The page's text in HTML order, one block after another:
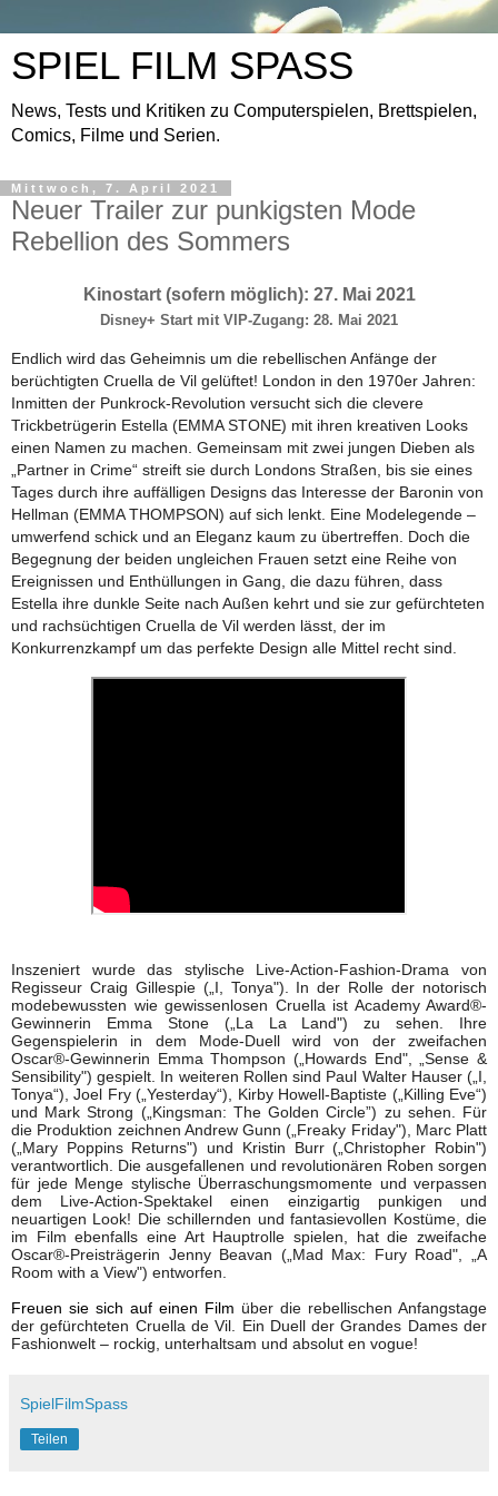
SPIEL FILM SPASS
News, Tests und Kritiken zu Computerspielen, Brettspielen,
Comics, Filme und Serien.
Mittwoch, 7. April 2021
Neuer Trailer zur punkigsten Mode
Rebellion des Sommers
Kinostart (sofern möglich): 27. Mai 2021
Disney+ Start mit VIP-Zugang: 28. Mai 2021
Endlich wird das Geheimnis um die rebellischen Anfänge der
berüchtigten Cruella de Vil gelüftet! London in den 1970er Jahren:
Inmitten der Punkrock-Revolution versucht sich die clevere
Trickbetrügerin Estella (EMMA STONE) mit ihren kreativen Looks
einen Namen zu machen. Gemeinsam mit zwei jungen Dieben als
„Partner in Crime“ streift sie durch Londons Straßen, bis sie eines
Tages durch ihre auffälligen Designs das Interesse der Baronin von
Hellman (EMMA THOMPSON) auf sich lenkt. Eine Modelegende –
umwerfend schick und an Eleganz kaum zu übertreffen. Doch die
Begegnung der beiden ungleichen Frauen setzt eine Reihe von
Ereignissen und Enthüllungen in Gang, die dazu führen, dass
Estella ihre dunkle Seite nach Außen kehrt und sie zur gefürchteten
und rachsüchtigen Cruella de Vil werden lässt, der im
Konkurrenzkampf um das perfekte Design alle Mittel recht sind.
Inszeniert wurde das stylische Live-Action-Fashion-Drama von
Regisseur Craig Gillespie („I, Tonya"). In der Rolle der notorisch
modebewussten wie gewissenlosen Cruella ist Academy Award®-
Gewinnerin Emma Stone („La La Land") zu sehen. Ihre
Gegenspielerin in dem Mode-Duell wird von der zweifachen
Oscar®-Gewinnerin Emma Thompson („Howards End", „Sense &
Sensibility") gespielt. In weiteren Rollen sind Paul Walter Hauser („I,
Tonya“), Joel Fry („Yesterday“), Kirby Howell-Baptiste („Killing Eve“)
und Mark Strong („Kingsman: The Golden Circle”) zu sehen. Für
die Produktion zeichnen Andrew Gunn („Freaky Friday"), Marc Platt
(„Mary Poppins Returns") und Kristin Burr („Christopher Robin")
verantwortlich. Die ausgefallenen und revolutionären Roben sorgen
für jede Menge stylische Überraschungsmomente und verpassen
dem Live-Action-Spektakel einen einzigartig punkigen und
neuartigen Look! Die schillernden und fantasievollen Kostüme, die
im Film ebenfalls eine Art Hauptrolle spielen, hat die zweifache
Oscar®-Preisträgerin Jenny Beavan („Mad Max: Fury Road", „A
Room with a View") entworfen.
Freuen sie sich auf einen Film über die rebellischen Anfangstage
der gefürchteten Cruella de Vil. Ein Duell der Grandes Dames der
Fashionwelt – rockig, unterhaltsam und absolut en vogue!
SpielFilmSpass
Teilen